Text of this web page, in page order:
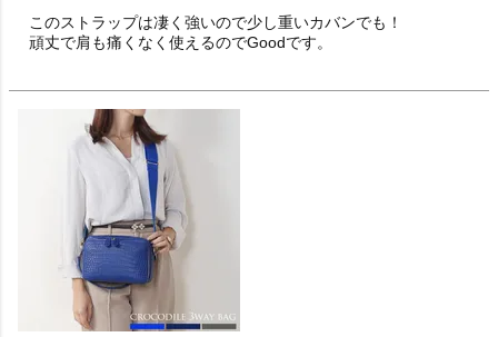
このストラップは凄く強いので少し重いカバンでも！
頑丈で肩も痛くなく使えるのでGoodです。